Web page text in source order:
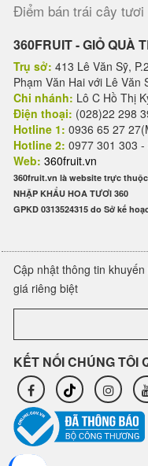
Điểm bán trái cây tươi
360FRUIT - GIỎ QUÀ
Trụ sở: 413 Lê Văn Sỹ,
Phạm Văn Hai với Lê Văn
Chi nhánh: Lô C Hồ Thị
Điện thoại: (028)22 298
Hotline 1: 0936 65 27
Hotline 2: 0977 301 303
Web: 360fruit.vn
360fruit.vn là website trực thuộc
NHẬP KHẨU HOA TƯƠI 360
GPKD 0313524315 do Sở kế
Cập nhật thông tin
giá riêng biệt
KẾT NỐI CHÚNG TÔI